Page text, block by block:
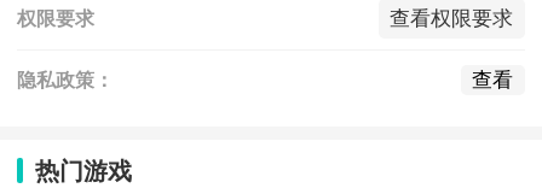
权限要求 查看权限要求
隐私政策： 查看
热门游戏